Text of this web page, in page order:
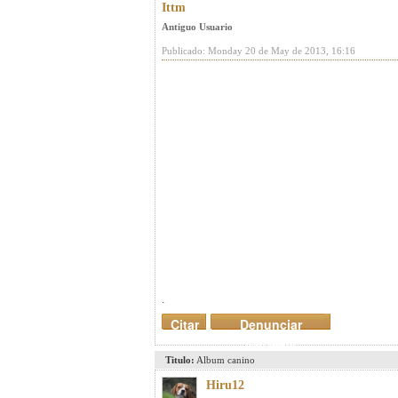
Ittm
Antiguo Usuario
Publicado: Monday 20 de May de 2013, 16:16
.
Denunciar
mensaje
Citar
Titulo: Album canino
Hiru12